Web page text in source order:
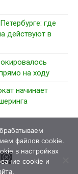
где
действуют в
на ходу
начинает
файлов cookie.
в настройках
cookie и